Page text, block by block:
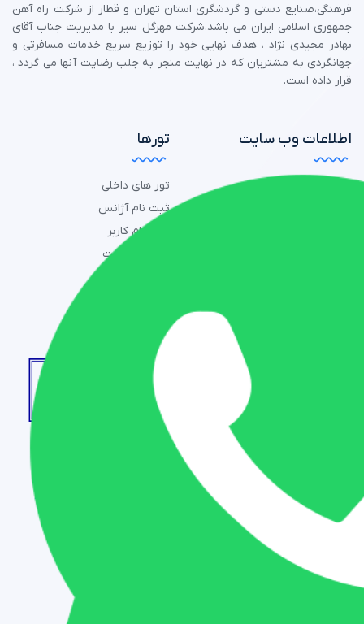
فرهنگی،صنایع دستی و گردشگری استان تهران و قطار از شرکت راه آهن
جمهوری اسلامی ایران می باشد.شرکت مهرگل سیر با مدیریت جناب آقای
بهادر مجیدی نژاد ، هدف نهایی خود را توزیع سریع خدمات مسافرتی و
جهانگردی به مشتریان که در نهایت منجر به جلب رضایت آنها می گردد ،
قرار داده است.
اطلاعات وب سایت تورها
تور های داخلی
ثبت نام آژانس
ثبت نام کاربر
ورود به سایت